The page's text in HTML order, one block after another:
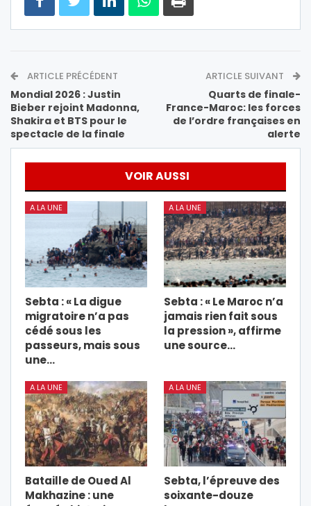
ARTICLE PRÉCÉDENT
Mondial 2026 : Justin
Bieber rejoint Madonna,
Shakira et BTS pour le
spectacle de la finale
ARTICLE SUIVANT
Quarts de finale-
France-Maroc: les forces
de l’ordre françaises en
alerte
VOIR AUSSI
A LA UNE
Sebta : « La digue
migratoire n’a pas
cédé sous les
passeurs, mais sous
une…
A LA UNE
Sebta : « Le Maroc n’a
jamais rien fait sous
la pression », affirme
une source…
A LA UNE
Bataille de Oued Al
Makhazine : une
A LA UNE
Sebta, l’épreuve des
soixante-douze